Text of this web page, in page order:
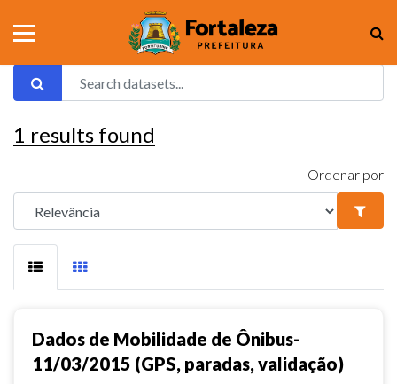
1 results found
Ordenar por
Dados de Mobilidade de Ônibus-
11/03/2015 (GPS, paradas, validação)